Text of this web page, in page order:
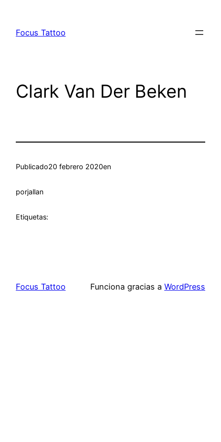
contenido
Focus Tattoo
Clark Van Der Beken
Publicado20 febrero 2020en
porjallan
Etiquetas:
Focus Tattoo Funciona gracias a WordPress